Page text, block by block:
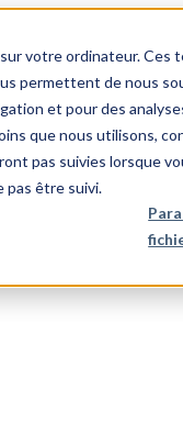
votre ordinateur.
permettent de nous
et pour des
que nous utilisons,
pas suivies lorsque
pas être suivi.